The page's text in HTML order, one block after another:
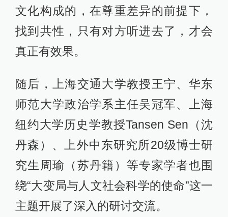
文化构成的，在尊重差异的前提下，
找到共性，只有对方听进去了，才会
真正有效果。
随后，上海交通大学教授王宁、华东
师范大学政治学系主任吴冠军、上海
纽约大学历史学教授Tansen Sen（沈
丹森）、上外中东研究所20级博士研
究生周瑜（苏丹籍）等专家学者也围
绕“大变局与人文社会科学的使命”这一
主题开展了深入的研讨交流。